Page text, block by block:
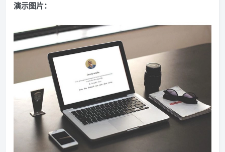
演示图片：